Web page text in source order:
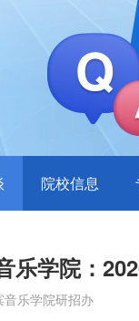
院校信息
乐学院：
乐学院研招办